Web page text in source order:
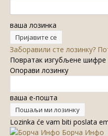
ваша лозинка
Заборавили сте лозинку?
Повратак изгубљене шифре
Опорави лозинку
ваша е-пошта
Lozinka će vam biti poslata
Борча Инфо